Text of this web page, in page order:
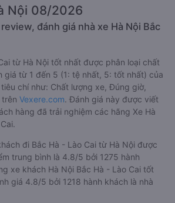
Nội 08/2026
đánh giá nhà xe Hà Nội Bắc
từ Hà Nội tốt nhất được phân loại chất
giá từ 1 đến 5 (1: tệ nhất, 5: tốt nhất) của
chí như: Chất lượng xe, Đúng giờ,
Vexere.com. Đánh giá này được viết
hàng đã trải nghiệm các hãng Xe Hà
đi Bắc Hà - Lào Cai từ Hà Nội được
trung bình là 4.8/5 bởi 1275 hành
xe khách Hà Nội Bắc Hà - Lào Cai tốt
giá 4.8/5 bởi 1218 hành khách là nhà